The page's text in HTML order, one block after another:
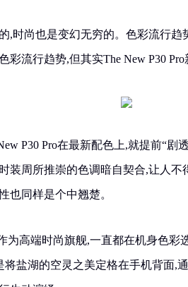
,时尚也是变幻无穷的。色彩流行
彩流行趋势,但其实The New P30 Pro
P30 Pro在最新配色上,就提前“剧
装周所推崇的色调暗自契合,让人
也同样是个中翘楚。
为高端时尚旗舰,一直都在机身色彩
将盐湖的空灵之美定格在手机背面,